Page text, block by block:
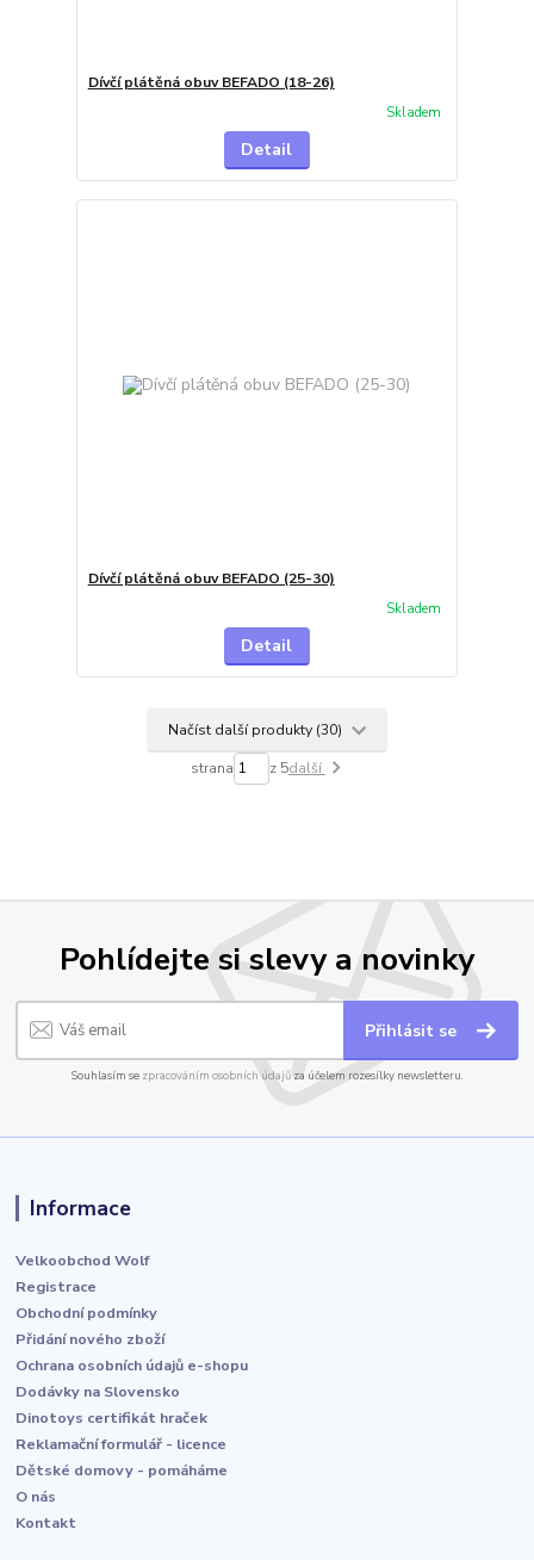
Dívčí plátěná obuv BEFADO (18-26)
Skladem
Detail
Dívčí plátěná obuv BEFADO (25-30)
Skladem
Detail
Načíst další produkty (30)
strana z 5další
Pohlídejte si slevy a novinky
Přihlásit se
Souhlasím se zpracováním osobních údajůza účelem rozesílky newsletteru.
Informace
Velkoobchod Wolf
Registrace
Obchodní podmínky
Přidání nového zboží
Ochrana osobních údajů e-shopu
Dodávky na Slovensko
Dinotoys certifikát hraček
Reklamační formulář - licence
Dětské domovy - pomáháme
O nás
Kontakt